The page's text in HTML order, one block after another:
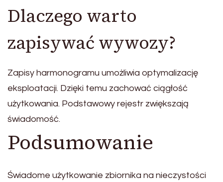
Dlaczego warto
zapisywać wywozy?
Zapisy harmonogramu umożliwia optymalizację
eksploatacji. Dzięki temu zachować ciągłość
użytkowania. Podstawowy rejestr zwiększają
świadomość.
Podsumowanie
Świadome użytkowanie zbiornika na nieczystości